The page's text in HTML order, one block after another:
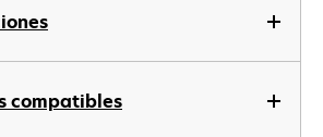
compatibles